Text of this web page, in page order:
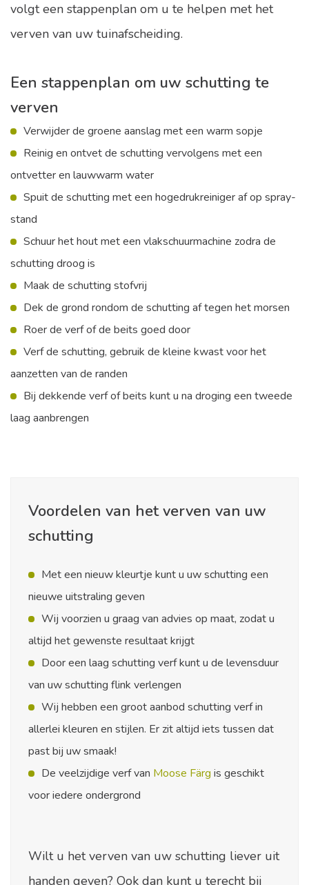
volgt een stappenplan om u te helpen met het
verven van uw tuinafscheiding.
Een stappenplan om uw schutting te
verven
Verwijder de groene aanslag met een warm sopje
Reinig en ontvet de schutting vervolgens met een
ontvetter en lauwwarm water
Spuit de schutting met een hogedrukreiniger af op spray-
stand
Schuur het hout met een vlakschuurmachine zodra de
schutting droog is
Maak de schutting stofvrij
Dek de grond rondom de schutting af tegen het morsen
Roer de verf of de beits goed door
Verf de schutting, gebruik de kleine kwast voor het
aanzetten van de randen
Bij dekkende verf of beits kunt u na droging een tweede
laag aanbrengen
Voordelen van het verven van uw
schutting
Met een nieuw kleurtje kunt u uw schutting een
nieuwe uitstraling geven
Wij voorzien u graag van advies op maat, zodat u
altijd het gewenste resultaat krijgt
Door een laag schutting verf kunt u de levensduur
van uw schutting flink verlengen
Wij hebben een groot aanbod schutting verf in
allerlei kleuren en stijlen. Er zit altijd iets tussen dat
past bij uw smaak!
De veelzijdige verf van Moose Färg is geschikt
voor iedere ondergrond
Wilt u het verven van uw schutting liever uit
handen geven? Ook dan kunt u terecht bij